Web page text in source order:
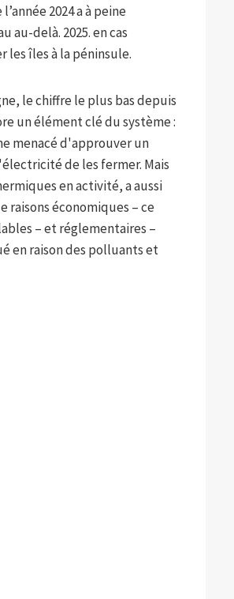
2024 a à peine
au-delà. 2025. en cas
îles à la péninsule.
le chiffre le plus bas depuis
un élément clé du système :
menacé d'approuver un
de les fermer. Mais
en activité, a aussi
économiques – ce
– et réglementaires –
en raison des polluants et